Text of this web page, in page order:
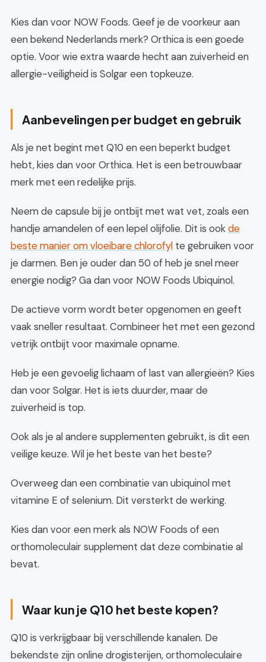
Kies dan voor NOW Foods. Geef je de voorkeur aan
een bekend Nederlands merk? Orthica is een goede
optie. Voor wie extra waarde hecht aan zuiverheid en
allergie-veiligheid is Solgar een topkeuze.
Aanbevelingen per budget en gebruik
Als je net begint met Q10 en een beperkt budget
hebt, kies dan voor Orthica. Het is een betrouwbaar
merk met een redelijke prijs.
Neem de capsule bij je ontbijt met wat vet, zoals een
handje amandelen of een lepel olijfolie. Dit is ookde
beste manier om vloeibare chlorofyl te gebruiken voor
je darmen. Ben je ouder dan 50 of heb je snel meer
energie nodig? Ga dan voor NOW Foods Ubiquinol.
De actieve vorm wordt beter opgenomen en geeft
vaak sneller resultaat. Combineer het met een gezond
vetrijk ontbijt voor maximale opname.
Heb je een gevoelig lichaam of last van allergieën? Kies
dan voor Solgar. Het is iets duurder, maar de
zuiverheid is top.
Ook als je al andere supplementen gebruikt, is dit een
veilige keuze. Wil je het beste van het beste?
Overweeg dan een combinatie van ubiquinol met
vitamine E of selenium. Dit versterkt de werking.
Kies dan voor een merk als NOW Foods of een
orthomoleculair supplement dat deze combinatie al
bevat.
Waar kun je Q10 het beste kopen?
Q10 is verkrijgbaar bij verschillende kanalen. De
bekendste zijn online drogisterijen, orthomoleculaire